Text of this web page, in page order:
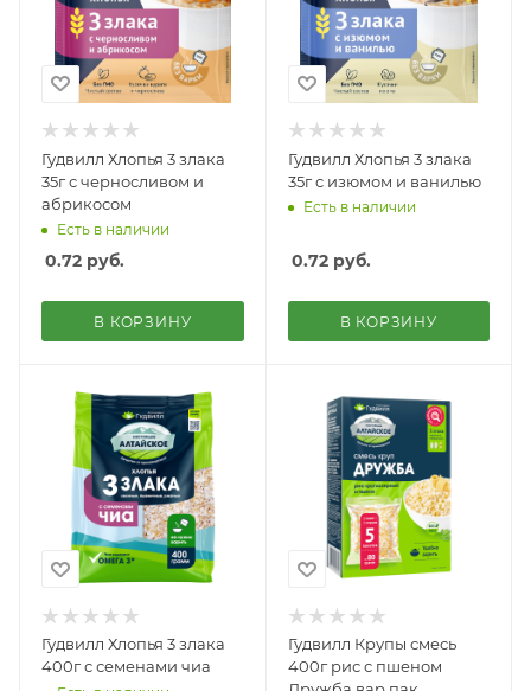
Гудвилл Хлопья 3 злака
35г с черносливом и
абрикосом
Есть в наличии
0.72 руб.
В КОРЗИНУ
Гудвилл Хлопья 3 злака
35г с изюмом и ванилью
Есть в наличии
0.72руб.
В КОРЗИНУ
Гудвилл Хлопья 3 злака
400г с семенами чиа
Гудвилл Крупы смесь
400г рис с пшеном